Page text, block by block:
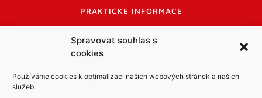
Spravovat souhlas s
cookies
Používáme cookies k optimalizaci našich webových stránek a našich
služeb.
PRAKTICKÉ INFORMACE
INFORMACE A KODEX DISKUTUJÍCÍCH
LOGO A LOGO MANUÁL